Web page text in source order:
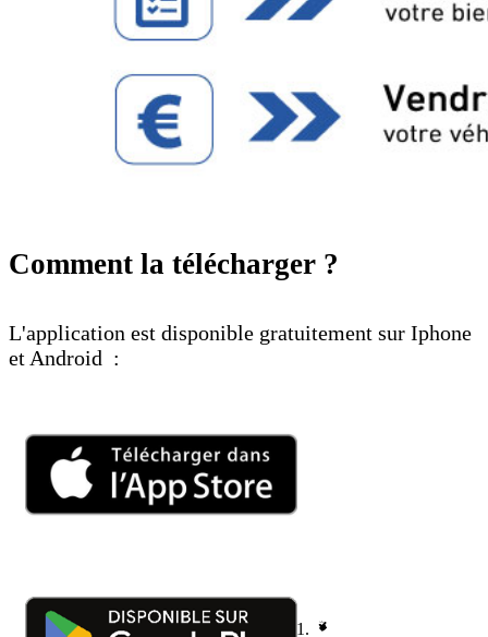
Comment la télécharger ?
L'application est disponible gratuitement sur Iphone
et Android :